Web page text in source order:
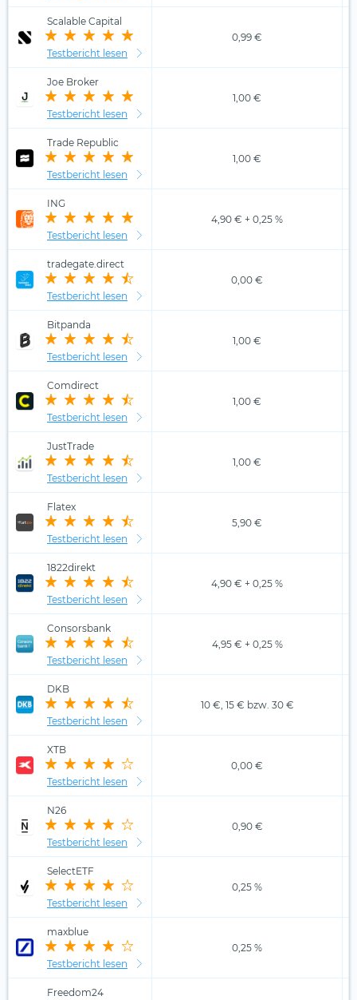
Scalable Capital
Testbericht lesen
0,99 €
Joe Broker
Testbericht lesen
1,00 €
Trade Republic
Testbericht lesen
1,00 €
ING
Testbericht lesen
4,90 € + 0,25 %
tradegate.direct
Testbericht lesen
0,00 €
Bitpanda
Testbericht lesen
1,00 €
Comdirect
Testbericht lesen
1,00 €
JustTrade
Testbericht lesen
1,00 €
Flatex
Testbericht lesen
5,90 €
1822direkt
Testbericht lesen
4,90 € + 0,25 %
Consorsbank
Testbericht lesen
4,95 € + 0,25 %
DKB
Testbericht lesen
10 €, 15 € bzw. 30 €
XTB
Testbericht lesen
0,00 €
N26
Testbericht lesen
0,90 €
SelectETF
Testbericht lesen
0,25 %
maxblue
Testbericht lesen
0,25 %
Freedom24